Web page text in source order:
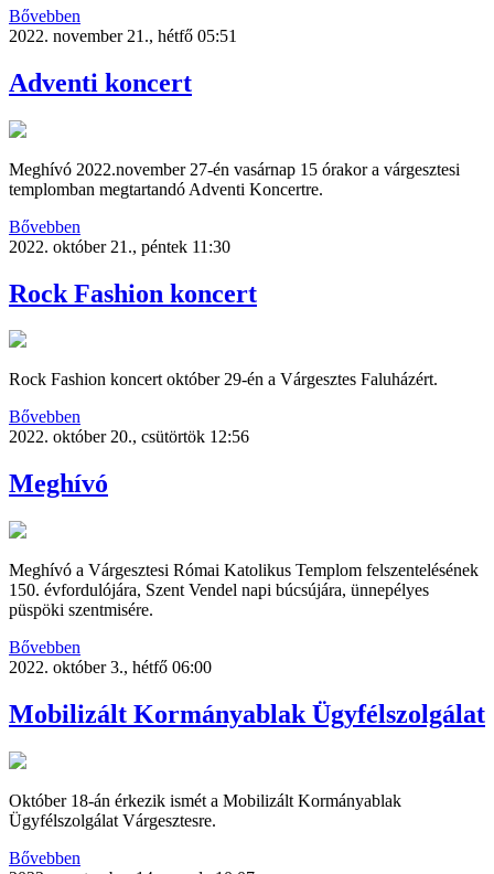
Bővebben
2022. november 21., hétfő 05:51
Adventi koncert
Meghívó 2022.november 27-én vasárnap 15 órakor a várgesztesi
templomban megtartandó Adventi Koncertre.
Bővebben
2022. október 21., péntek 11:30
Rock Fashion koncert
Rock Fashion koncert október 29-én a Várgesztes Faluházért.
Bővebben
2022. október 20., csütörtök 12:56
Meghívó
Meghívó a Várgesztesi Római Katolikus Templom felszentelésének
150. évfordulójára, Szent Vendel napi búcsújára, ünnepélyes
püspöki szentmisére.
Bővebben
2022. október 3., hétfő 06:00
Mobilizált Kormányablak Ügyfélszolgálat
Október 18-án érkezik ismét a Mobilizált Kormányablak
Ügyfélszolgálat Várgesztesre.
Bővebben